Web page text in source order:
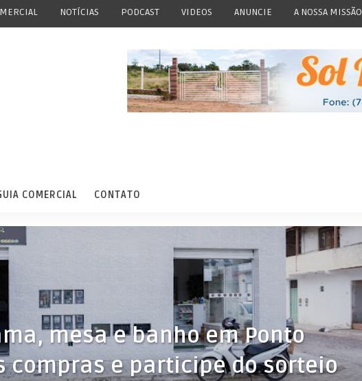
NOTÍCIAS PODCAST VIDEOS ANUNCIE A NOSSA MISSÃO
COMERCIAL CONTATO
mesa e banho em Ponto
compras e participe do sorteio